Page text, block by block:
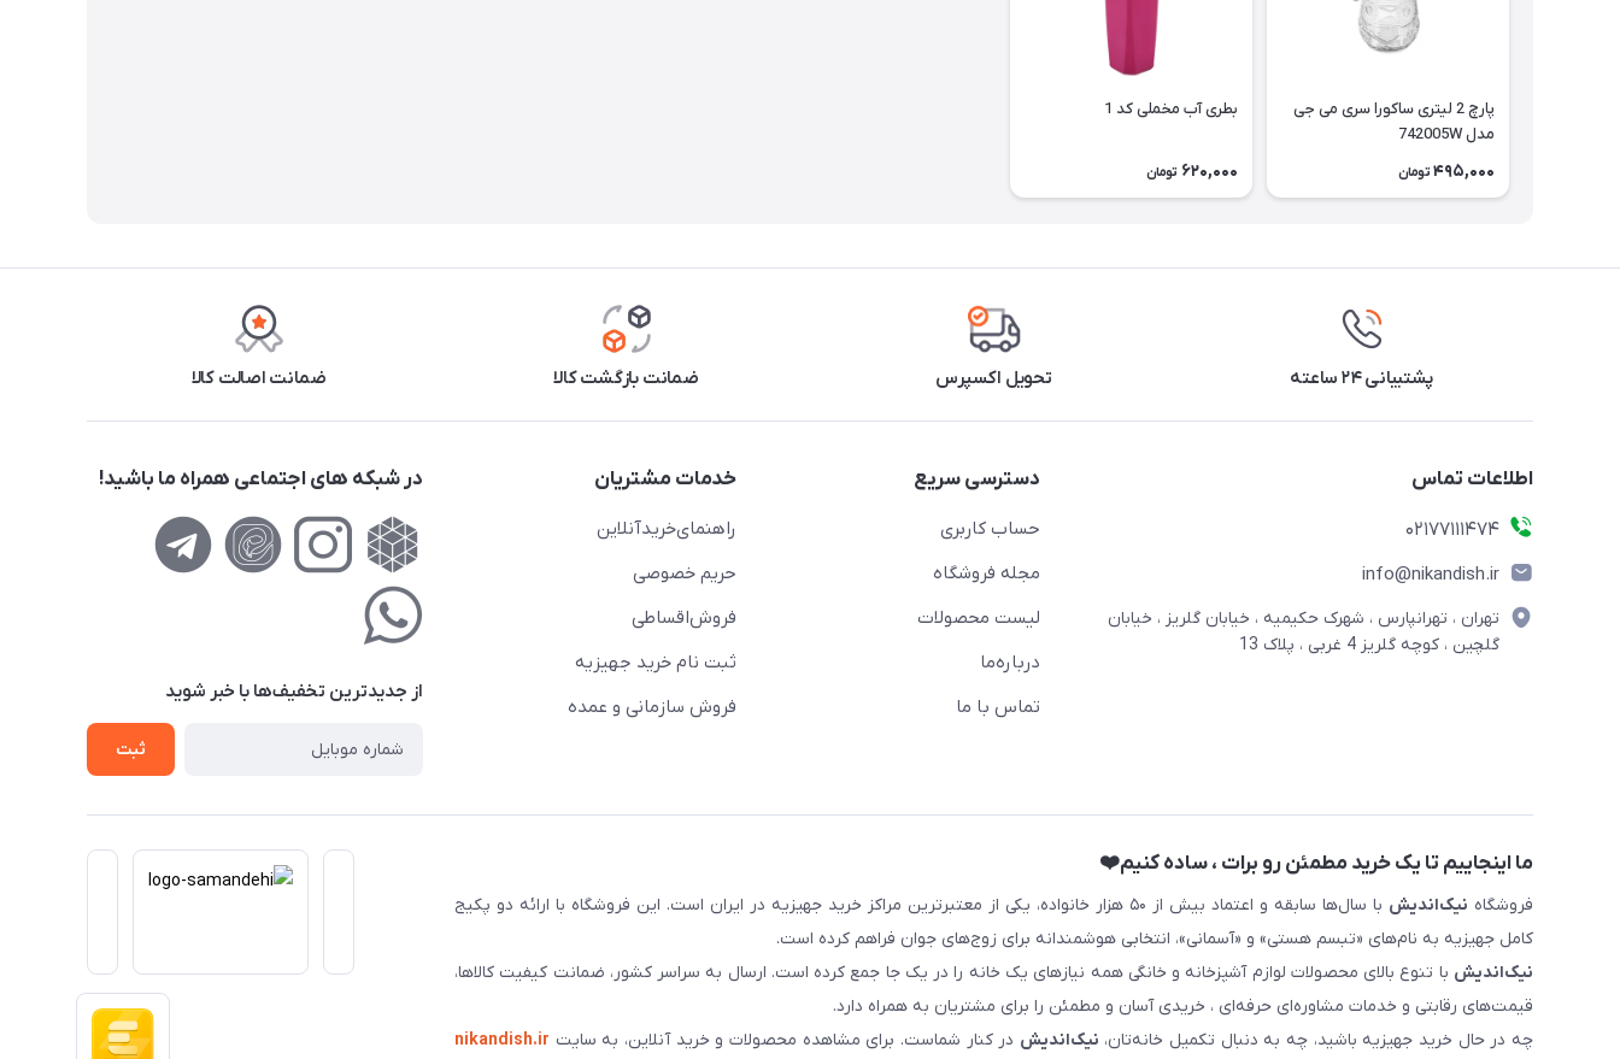
پارچ 2 لیتری ساکورا سری می جی
مدل 742005W
495,000 تومان
بطری آب مخملی کد 1
620,000 تومان
پشتیبانی ۲۴ ساعته تحویل اکسپرس ضمانت بازگشت کالا ضمانت اصالت کالا
اطلاعات تماس
02177111474
info@nikandish.ir
تهران ، تهرانپارس ، شهرک حکیمیه ، خیابان گلریز ، خیابان
گلچین ، کوچه گلریز 4 غربی ، پلاک 13
دسترسی سریع
حساب کاربری
مجله فروشگاه
لیست محصولات
درباره‌ما
تماس با ما
خدمات مشتریان
راهنمای‌خرید‌آنلاین
حریم خصوصی
فروش‌اقساطی
ثبت نام خرید جهیزیه
فروش سازمانی و عمده
در شبکه های اجتماعی همراه ما باشید!
از جدید‌ترین تخفیف‌ها با‌ خبر شوید
ثبت
ما اینجاییم تا یک خرید مطمئن رو برات ، ساده کنیم❤️
فروشگاه نیک‌اندیش
با سال‌ها سابقه و اعتماد بیش از ۵۰ هزار خانواده، یکی از معتبرترین مراکز خرید جهیزیه در ایران است. این فروشگاه با ارائه دو پکیج
کامل جهیزیه به نام‌های «تبسم هستی» و «آسمانی»، انتخابی هوشمندانه برای زوج‌های جوان فراهم کرده است.
نیک‌اندیش با تنوع بالای محصولات لوازم آشپزخانه و خانگی همه نیازهای یک خانه را در یک جا جمع کرده است. ارسال به سراسر کشور، ضمانت کیفیت کالاها،
قیمت‌های رقابتی و خدمات مشاوره‌ای حرفه‌ای ، خریدی آسان و مطمئن را برای مشتریان به همراه دارد.
چه در حال خرید جهیزیه باشید، چه به دنبال تکمیل خانه‌تان، نیک‌اندیش در کنار شماست. برای مشاهده محصولات و خرید آنلاین، به سایت nikandish.ir